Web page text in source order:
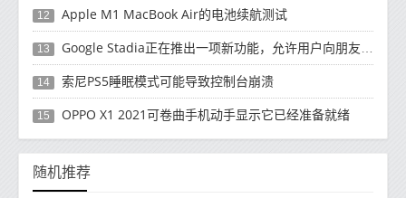
12 Apple M1 MacBook Air的电池续航测试
13 Google Stadia正在推出一项新功能，允许用户向朋友发送消息
14 索尼PS5睡眠模式可能导致控制台崩溃
15 OPPO X1 2021可卷曲手机动手显示它已经准备就绪
随机推荐